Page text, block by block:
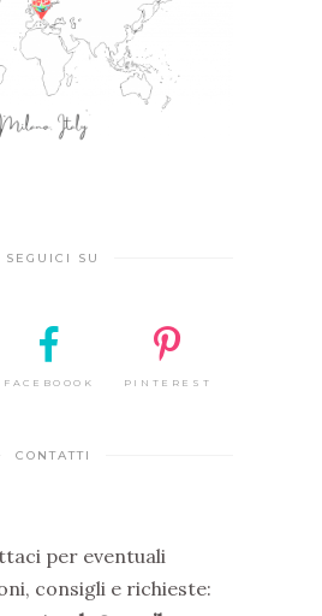
SEGUICI SU
FACEBOOOK PINTEREST
CONTATTI
per eventuali
consigli e richieste: